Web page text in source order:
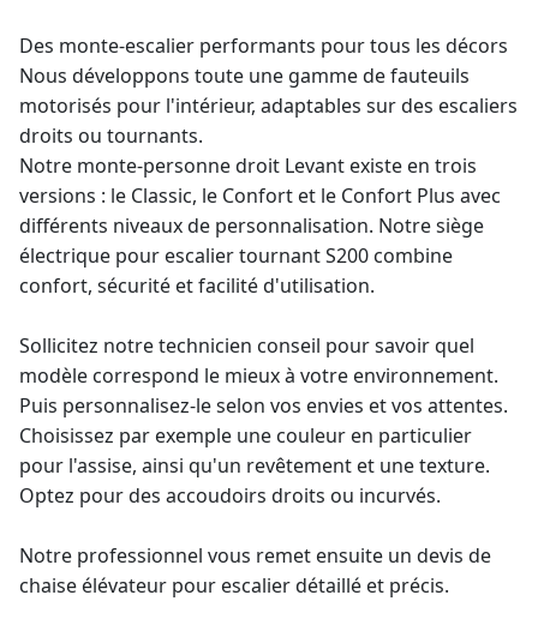
Des monte-escalier performants pour tous les décors
Nous développons toute une gamme de fauteuils
motorisés pour l'intérieur, adaptables sur des escaliers
droits ou tournants.
Notre monte-personnedroit Levant existe en trois
versions : le Classic, le Confort et le Confort Plus avec
différents niveaux de personnalisation. Notre siège
électrique pour escalier tournant S200 combine
confort, sécurité et facilité d'utilisation.
Sollicitez notre technicien conseil pour savoir quel
modèle correspond le mieux à votre environnement.
Puis personnalisez-le selon vos envies et vos attentes.
Choisissez par exemple une couleur en particulier
pour l'assise, ainsi qu'un revêtement et une texture.
Optez pour des accoudoirs droits ou incurvés.
Notre professionnel vous remet ensuite un devis de
chaise élévateur pour escalier détaillé et précis.